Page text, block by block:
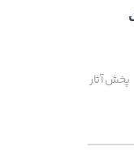
پخش آثار